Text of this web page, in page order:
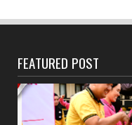
Saat Amal
FEATURED POST